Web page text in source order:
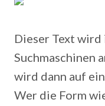
Dieser Text
Suchmaschinen
wird dann auf
Wer die Form